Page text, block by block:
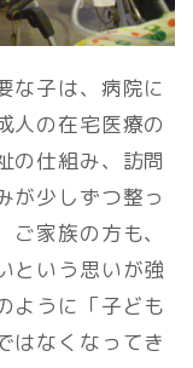
な子は、病院に
人の在宅医療の
の仕組み、訪問
が少しずつ整っ
家族の方も、
という思いが強
ように「子ども
はなくなってき